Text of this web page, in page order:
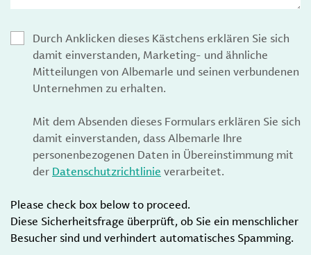
Durch Anklicken dieses Kästchens erklären Sie sich
damit einverstanden, Marketing- und ähnliche
Mitteilungen von Albemarle und seinen verbundenen
Unternehmen zu erhalten.
Mit dem Absenden dieses Formulars erklären Sie sich
damit einverstanden, dass Albemarle Ihre
personenbezogenen Daten in Übereinstimmung mit
der Datenschutzrichtlinie verarbeitet.
Please check box below to proceed.
Diese Sicherheitsfrage überprüft, ob Sie ein menschlicher
Besucher sind und verhindert automatisches Spamming.